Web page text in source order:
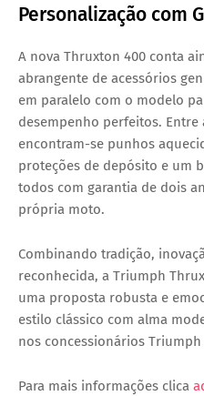
Personalização com
A nova Thruxton 400 conta
abrangente de acessórios
em paralelo com o modelo
desempenho perfeitos. Entre
encontram-se punhos
proteções de depósito e um
todos com garantia de dois
própria moto.
Combinando tradição,
reconhecida, a Triumph
uma proposta robusta e
estilo clássico com alma
nos concessionários
Para mais informações clica